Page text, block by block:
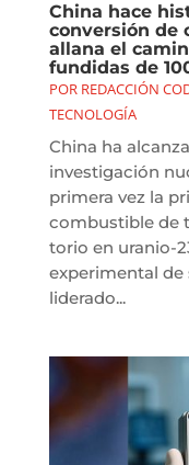
China hace
conversión de
allana el
fundidas de
POR REDACCIÓN
TECNOLOGÍA
China ha
investigación
primera vez la
combustible de
torio en uranio-
experimental de
liderado...